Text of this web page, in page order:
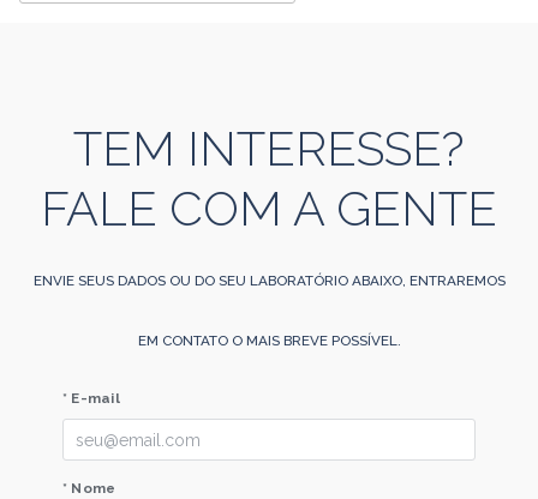
TEM INTERESSE?
FALE COM A GENTE
ENVIE SEUS DADOS OU DO SEU LABORATÓRIO ABAIXO, ENTRAREMOS
EM CONTATO O MAIS BREVE POSSÍVEL.
* E-mail
* Nome